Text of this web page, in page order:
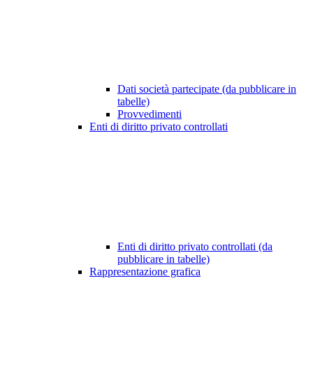
Dati società partecipate (da pubblicare in
tabelle)
Provvedimenti
Enti di diritto privato controllati
Enti di diritto privato controllati (da
pubblicare in tabelle)
Rappresentazione grafica